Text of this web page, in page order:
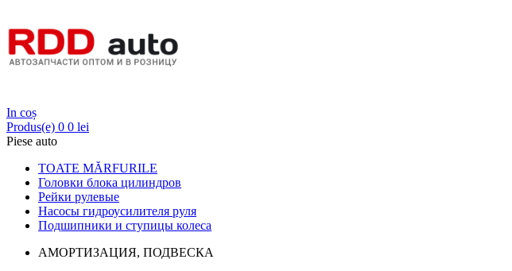
In coș
Produs(e) 0 0 lei
Piese auto
TOATE MĂRFURILE
Головки блока цилиндров
Рейки рулевые
Насосы гидроусилителя руля
Подшипники и ступицы колеса
АМОРТИЗАЦИЯ, ПОДВЕСКА